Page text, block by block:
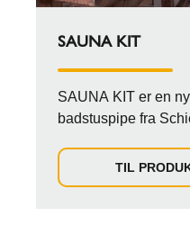
SAUNA KIT
SAUNA KIT er en
badstuspipe fra
TIL